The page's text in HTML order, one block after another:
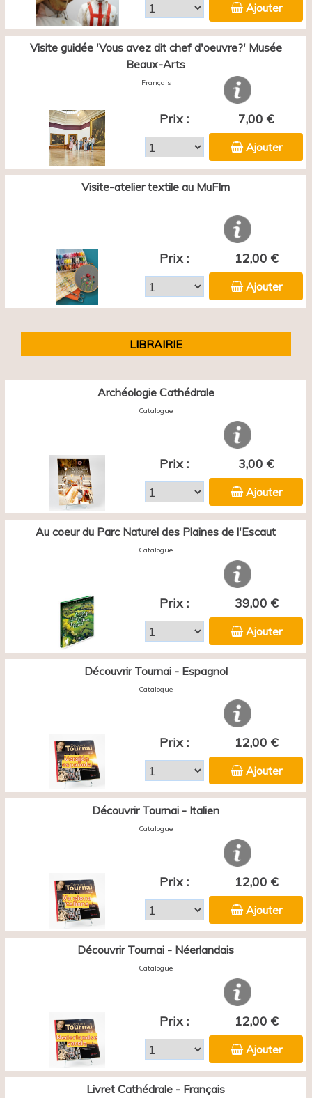
Ajouter
Visite guidée 'Vous avez dit chef d'oeuvre?' Musée
Beaux-Arts
Français
Prix : 7,00 €
Ajouter
Visite-atelier textile au MuFIm
Prix : 12,00 €
Ajouter
LIBRAIRIE
Archéologie Cathédrale
Catalogue
Prix : 3,00 €
Ajouter
Au coeur du Parc Naturel des Plaines de l'Escaut
Catalogue
Prix : 39,00 €
Ajouter
Découvrir Tournai - Espagnol
Catalogue
Prix : 12,00 €
Ajouter
Découvrir Tournai - Italien
Catalogue
Prix : 12,00 €
Ajouter
Découvrir Tournai - Néerlandais
Catalogue
Prix : 12,00 €
Ajouter
Livret Cathédrale - Français